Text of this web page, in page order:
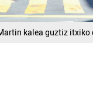
kalea guztiz